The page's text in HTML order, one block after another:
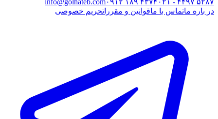
۰۲۱ - ۴۴۹۷ ۵۲۸۷ ۰۹۱۲ ۱۸۹ ۴۳۷۴info@golhateb.com
در باره ماتماس با ماقوانین و مقرراتحریم خصوصی